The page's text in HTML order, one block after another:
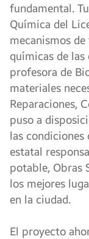
fundamental.
Química del
mecanismos
químicas de las
profesora de
materiales
Reparaciones,
puso a
las condiciones
estatal
potable, Obras
los mejores
en la ciudad.
El proyecto